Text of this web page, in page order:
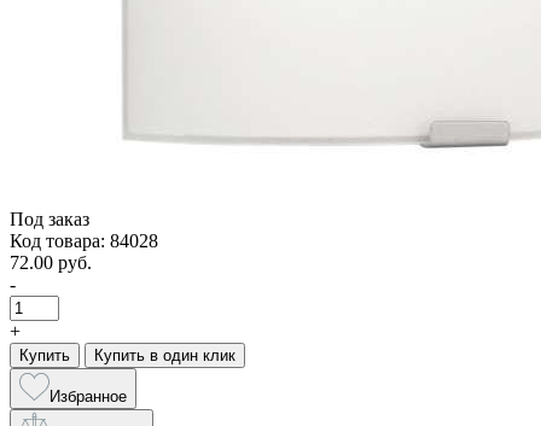
Под заказ
Код товара: 84028
72.00 руб.
-
+
Купить Купить в один клик
Избранное